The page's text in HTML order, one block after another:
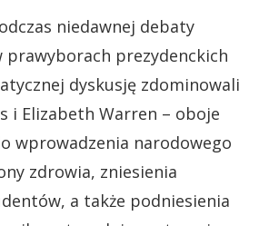
niedawnej debaty
prawyborach prezydenckich
dyskusję zdominowali
i Elizabeth Warren – oboje
wprowadzenia narodowego
zdrowia, zniesienia
a także podniesienia